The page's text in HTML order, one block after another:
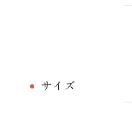
サイズ